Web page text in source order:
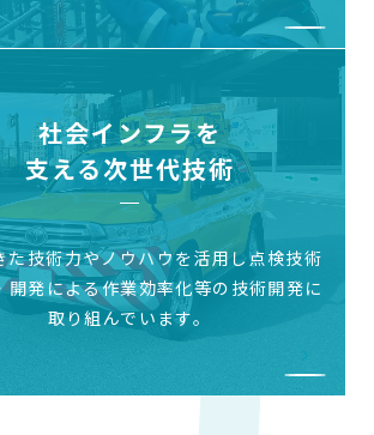
社会インフラを
支える次世代技術
た技術力やノウハウを活用し点検技術
開発による作業効率化等の技術開発に
取り組んでいます。